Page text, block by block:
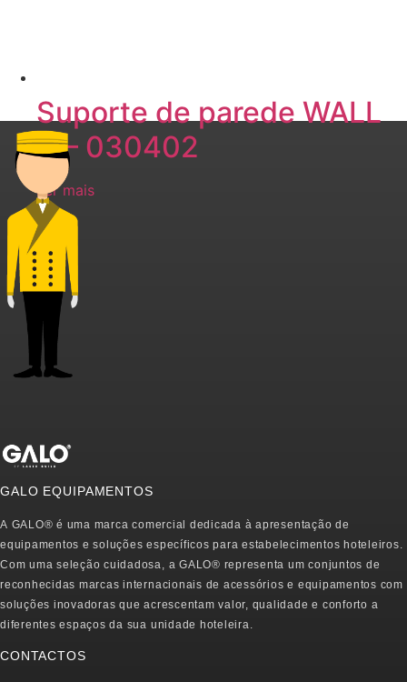
Suporte de parede WALL
A – 030402
Ler mais
GALO EQUIPAMENTOS
A GALO® é uma marca comercial dedicada à apresentação de
equipamentos e soluções específicos para estabelecimentos hoteleiros.
Com uma seleção cuidadosa, aGALO® representa um conjuntos de
reconhecidas marcas internacionais de acessórios e equipamentos com
soluções inovadoras que acrescentam valor, qualidade e conforto a
diferentes espaços da sua unidade hoteleira.
CONTACTOS